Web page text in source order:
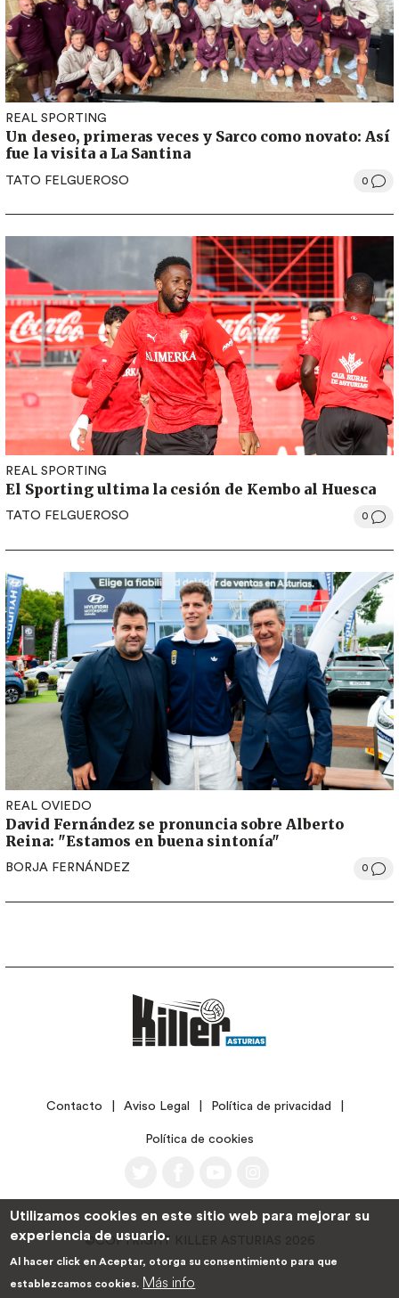
REAL SPORTING
Un deseo, primeras veces y Sarco como novato: Así
fue la visita a La Santina
TATO FELGUEROSO 0
REAL SPORTING
El Sporting ultima la cesión de Kembo al Huesca
TATO FELGUEROSO 0
REAL OVIEDO
David Fernández se pronuncia sobre Alberto
Reina: "Estamos en buena sintonía"
BORJA FERNÁNDEZ 0
LEGALContacto Aviso Legal Política de privacidad
Política de cookies
©COPYRIGHT KILLER ASTURIAS 2026
Utilizamos cookies en este sitio web para mejorar su
experiencia de usuario.
Al hacer click en Aceptar, otorga su consentimiento para que
establezcamos cookies. Más info